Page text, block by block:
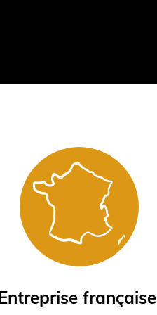
française